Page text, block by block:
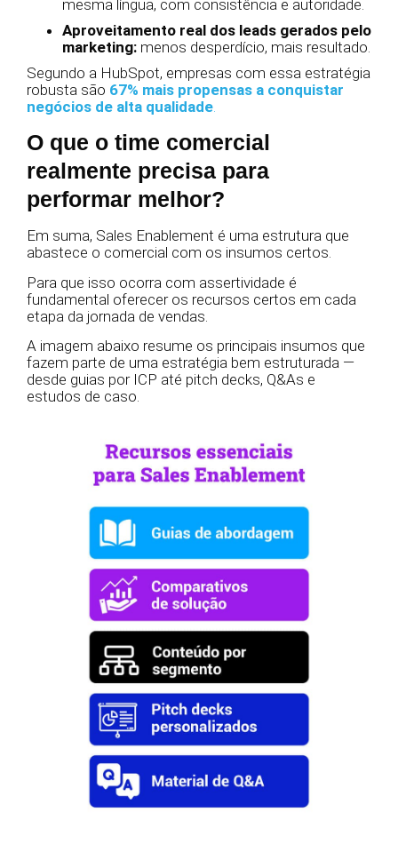
mesma língua, com consistência e autoridade.
Aproveitamento real dos leads gerados pelo
marketing: menos desperdício, mais resultado.
Segundo a HubSpot, empresas com essa estratégia
robusta são 67% mais propensas a conquistar
negócios de alta qualidade.
O que o time comercial
realmente precisa para
performar melhor?
Em suma, Sales Enablement é uma estrutura que
abastece o comercial com os insumos certos.
Para que isso ocorra com assertividade é
fundamental oferecer os recursos certos em cada
etapa da jornada de vendas.
A imagem abaixo resume os principais insumos que
fazem parte de uma estratégia bem estruturada —
desde guias por ICP até pitch decks, Q&As e
estudos de caso.